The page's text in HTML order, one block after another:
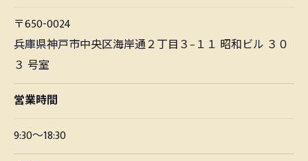
〒650-0024
兵庫県神戸市中央区海岸通２丁目３−１１ 昭和ビル ３０
３ 号室
営業時間
9:30～18:30